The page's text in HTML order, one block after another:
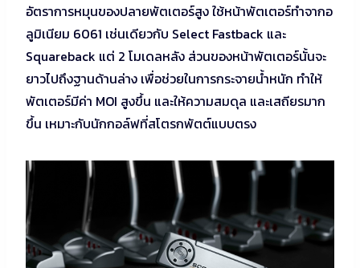
อัตราการหมุนของปลายพัตเตอร์สูง ใช้หน้าพัตเตอร์ทำจากอ
ลูมิเนียม 6061 เช่นเดียวกับ Select Fastback และ
Squareback แต่ 2 โมเดลหลัง ส่วนของหน้าพัตเตอร์นั้นจะ
ยาวไปถึงฐานด้านล่าง เพื่อช่วยในการกระจายน้ำหนัก ทำให้
พัตเตอร์มีค่า MOI สูงขึ้น และให้ความสมดุล และเสถียรมาก
ขึ้น เหมาะกับนักกอล์ฟที่สโตรกพัตต์แบบตรง